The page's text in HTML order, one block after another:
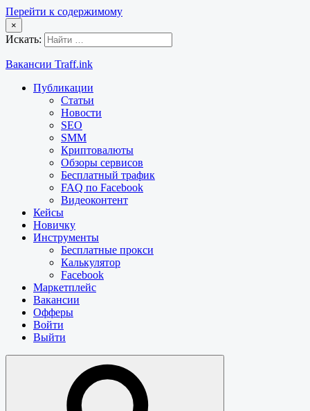
Перейти к содержимому
×
Искать:
Вакансии Traff.ink
Публикации
Статьи
Новости
SEO
SMM
Криптовалюты
Обзоры сервисов
Бесплатный трафик
FAQ по Facebook
Видеоконтент
Кейсы
Новичку
Инструменты
Бесплатные прокси
Калькулятор
Facebook
Маркетплейс
Вакансии
Офферы
Войти
Выйти